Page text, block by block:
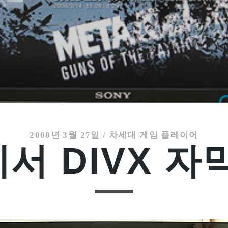
2008년 3월 27일 / 차세대 게임 플레이어
서 DIVX 자